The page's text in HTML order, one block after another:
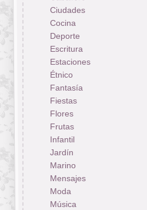
Ciudades
Cocina
Deporte
Escritura
Estaciones
Étnico
Fantasía
Fiestas
Flores
Frutas
Infantil
Jardín
Marino
Mensajes
Moda
Música